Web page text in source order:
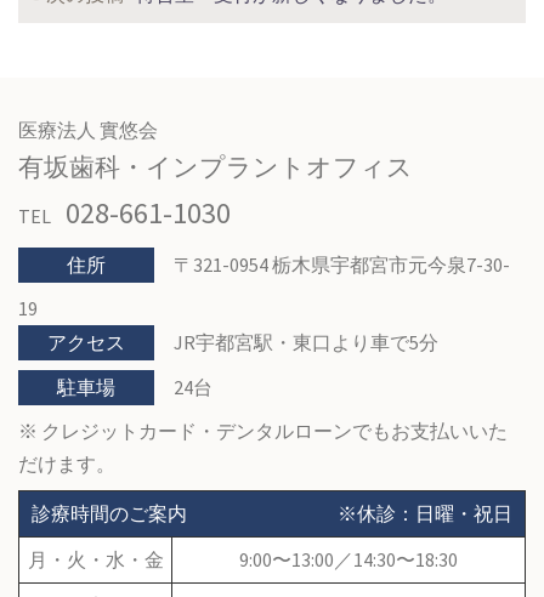
ビ
ゲ
ー
シ
ョ
ン
医療法人 實悠会
有坂歯科・インプラントオフィス
TEL 028-661-1030
住所
〒321-0954 栃木県宇都宮市元今泉7-30-
19
アクセス
JR宇都宮駅・東口より車で5分
駐車場
24台
※ クレジットカード・デンタルローンでもお支払いいた
だけます。
診療時間のご案内
※休診：日曜・祝日
月・火・水・金
9:00〜13:00／14:30〜18:30